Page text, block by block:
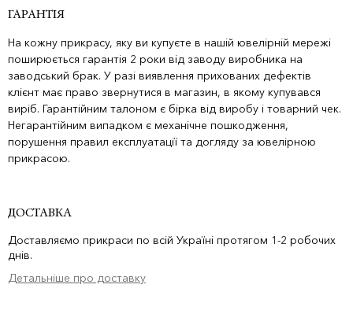
ГАРАНТІЯ
На кожну прикрасу, яку ви купуєте в нашій ювелірній мережі
поширюється гарантія 2 роки від заводу виробника на
заводський брак. У разі виявлення прихованих дефектів
клієнт має право звернутися в магазин, в якому купувався
виріб. Гарантійним талоном є бірка від виробу і товарний чек.
Негарантійним випадком є механічне пошкодження,
порушення правил експлуатації та догляду за ювелірною
прикрасою.
ДОСТАВКА
Доставляємо прикраси по всій Україні протягом 1-2 робочих
днів.
Детальніше про доставку